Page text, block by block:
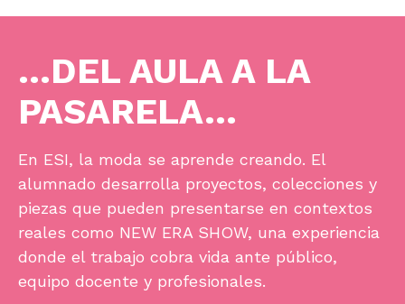
...DEL AULA A LA
PASARELA...
En ESI, la moda se aprende creando. El
alumnado desarrolla proyectos, colecciones y
piezas que pueden presentarse en contextos
reales como NEW ERA SHOW, una experiencia
donde el trabajo cobra vida ante público,
equipo docente y profesionales.